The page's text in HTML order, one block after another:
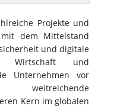
Projekte und
dem Mittelstand
und digitale
Wirtschaft und
Unternehmen vor
Kern im globalen